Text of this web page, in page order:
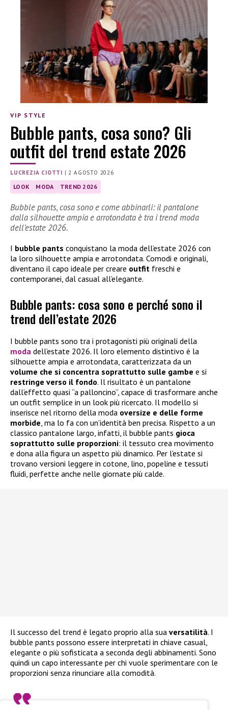
VIP STYLE
Bubble pants, cosa sono? Gli
outfit del trend estate 2026
LUCREZIA CIOTTI |2 AGOSTO 2026
LOOK MODA TREND 2026
Bubble pants, cosa sono e come abbinarli: il pantalone
dalla silhouette ampia e arrotondata è tra i trend moda
dell’estate 2026.
I bubble pants conquistano la moda dell’estate 2026 con
la loro silhouette ampia e arrotondata. Comodi e originali,
diventano il capo ideale per creare outfit freschi e
contemporanei, dal casual all’elegante.
Bubble pants: cosa sono e perché sono il
trend dell’estate 2026
I bubble pants sono tra i protagonisti più originali della
moda dell’estate 2026. Il loro elemento distintivo è la
silhouette ampia e arrotondata, caratterizzata da un
volume che si concentra soprattutto sulle gambe e si
restringe verso il fondo. Il risultato è un pantalone
dall’effetto quasi “a palloncino”, capace di trasformare anche
un outfit semplice in un look più ricercato. Il modello si
inserisce nel ritorno della moda oversize e delle forme
morbide, ma lo fa con un’identità ben precisa. Rispetto a un
classico pantalone largo, infatti, il bubble pants gioca
soprattutto sulle proporzioni: il tessuto crea movimento
e dona alla figura un aspetto più dinamico. Per l’estate si
trovano versioni leggere in cotone, lino, popeline e tessuti
fluidi, perfette anche nelle giornate più calde.
Il successo del trend è legato proprio alla sua versatilità. I
bubble pants possono essere interpretati in chiave casual,
elegante o più sofisticata a seconda degli abbinamenti. Sono
quindi un capo interessante per chi vuole sperimentare con le
proporzioni senza rinunciare alla comodità.